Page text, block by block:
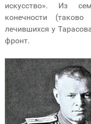
искусство». Из
конечности
лечившихся у
фронт.